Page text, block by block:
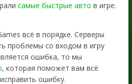
самые быстрые авто в игре.
всё в порядке. Серверы
проблемы со входом в игру
ошибка, то мы
, которая поможет вам всё
ошибку.